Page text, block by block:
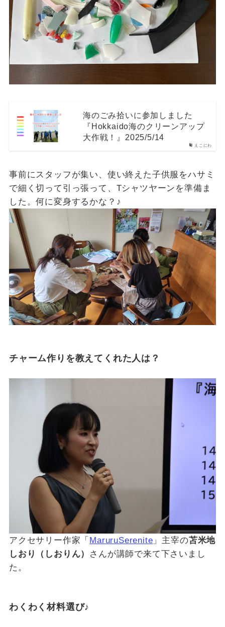
えこにわ
海のごみ拾いに参加しました
『Hokkaido海のクリーンアップ
大作戦！』2025/5/14
事前にスタッフが集い、使い終えた子供服をハサミ
で細く切って引っ張って、Tシャツヤーンを準備ま
した。何に変身するかな？♪
チャーム作りを教えてくれた人は？
アクセサリー作家「 MaruruSerenite 」主宰の苫米地
しおり（しおりん） さんが講師で来て下さいまし
た。
わくわく材料選び♪